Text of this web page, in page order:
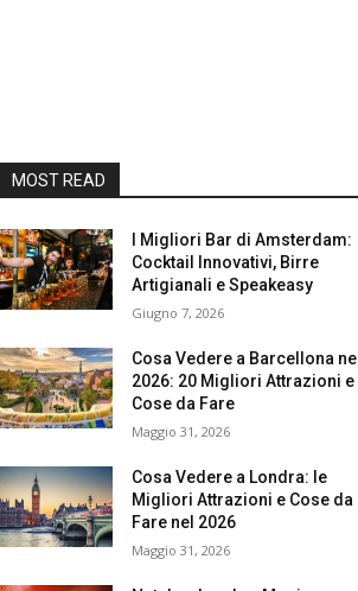
MOST READ
I Migliori Bar di Amsterdam:
Cocktail Innovativi, Birre
Artigianali e Speakeasy
Giugno 7, 2026
Cosa Vedere a Barcellona nel
2026: 20 Migliori Attrazioni e
Cose da Fare
Maggio 31, 2026
Cosa Vedere a Londra: le
Migliori Attrazioni e Cose da
Fare nel 2026
Maggio 31, 2026